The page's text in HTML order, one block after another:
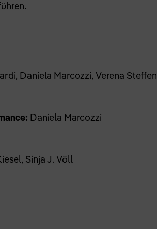
Daniela Marcozzi, Verena Steffen
Daniela Marcozzi
Sinja J. Völl